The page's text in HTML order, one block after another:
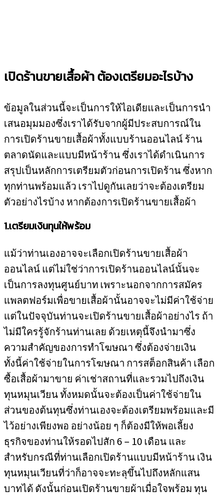
เปิดร้านขายเสื้อผ้า ต้องเตรียมอะไรบ้าง
ข้อมูลในส่วนนี้จะเป็นการให้ไอเดียและเป็นการนำ
เสนอมุมมองซึ่งเราได้รับจากผู้มีประสบการณ์ใน
การเปิดร้านขายเสื้อผ้าทั้งแบบร้านออนไลน์ ร้าน
ตลาดนัดและแบบมีหน้าร้าน ซึ่งเราได้ดำเนินการ
สรุปเป็นหลักการเตรียมตัวก่อนการเปิดร้าน ซึ่งหาก
ทุกท่านพร้อมแล้ว เราไปดูกันเลยว่าจะต้องเตรียม
ตัวอย่างไรบ้าง หากต้องการเปิดร้านขายเสื้อผ้า
1.เตรียมเงินทุนให้พร้อม
แม้ว่าท่านเองอาจจะเลือกเปิดร้านขายเสื้อผ้า
ออนไลน์ แต่ไม่ใช่ว่าการเปิดร้านออนไลน์นั้นจะ
เป็นการลงทุนศูนย์บาท เพราะนอกจากการสมัคร
แพลตฟอร์มเพื่อขายเสื้อผ้านั้นอาจจะไม่มีค่าใช้จ่าย
แต่ในปัจจุบันท่านจะเปิดร้านขายเสื้อผ้าอย่างไร ถ้า
ไม่มีใครรู้จักร้านท่านเลย ด้วยเหตุนี้จึงนำมาซึ่ง
ความสำคัญของการทำโฆษณา ซึ่งต้องจ่ายเงิน
ทั้งนี้ค่าใช้จ่ายในการโฆษณา การสต็อกสินค้า เลือก
ซื้อเสื้อผ้ามาขาย ค่าเช่าสถานที่และรวมไปถึงเงิน
ทุนหมุนเวียน ทั้งหมดนั้นจะต้องเป็นค่าใช้จ่ายใน
ส่วนของต้นทุนซึ่งท่านเองจะต้องเตรียมพร้อมและมี
ไว้อย่างเพียงพอ อย่างน้อย ๆ ก็ต้องมีให้พอเลี้ยง
ธุรกิจของท่านให้รอดไปสัก 6 – 10 เดือน และ
สำหรับกรณีที่ท่านเลือกเปิดร้านแบบมีหน้าร้าน เงิน
ทุนหมุนเวียนที่ว่าก็อาจจะทะลุขึ้นไปถึงหลักแสน
บาทได้ ดังนั้นก่อนเปิดร้านขายผ้าเมื่อใจพร้อม ทุน